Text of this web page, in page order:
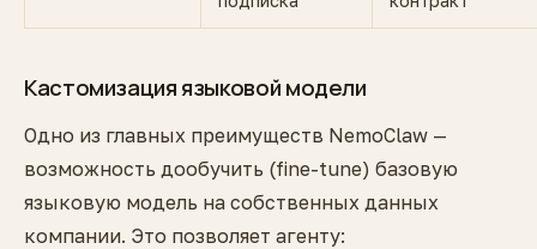
Кастомизация языковой модели
Одно из главных преимуществ NemoClaw —
возможность дообучить (fine-tune) базовую
языковую модель на собственных данных
компании. Это позволяет агенту: